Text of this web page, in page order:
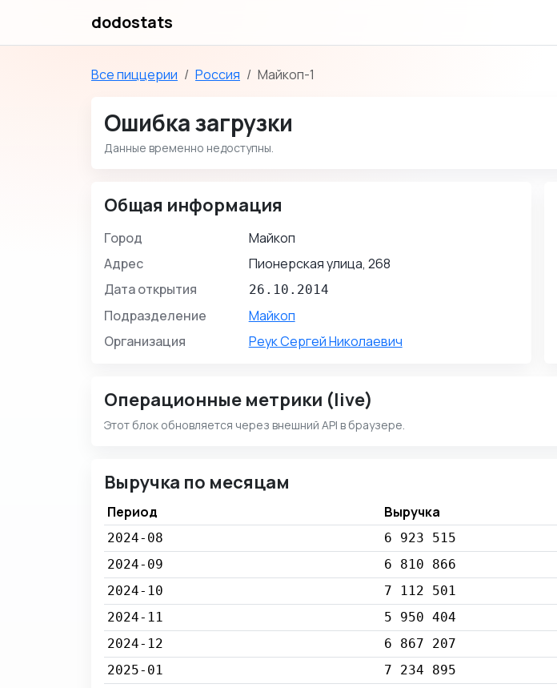
dodostats
Все пиццерии Россия Майкоп-1
Ошибка загрузки
Данные временно недоступны.
Общая информация
Город
Майкоп
Адрес
Пионерская улица, 268
Дата открытия
26.10.2014
Подразделение
Майкоп
Организация
Реук Сергей Николаевич
Операционные метрики (live)
Этот блок обновляется через внешний API в браузере.
Выручка по месяцам
Период Выручка
2024-08 6 923 515
2024-09
6 810 866
2024-10
7 112 501
2024-11
5 950 404
2024-12
6 867 207
2025-01
7 234 895